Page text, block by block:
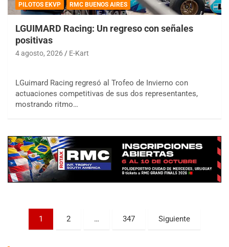
PILOTOS EKVP RMC BUENOS AIRES
LGUIMARD Racing: Un regreso con señales
positivas
4 agosto, 2026 E-Kart
LGuimard Racing regresó al Trofeo de Invierno con
actuaciones competitivas de sus dos representantes,
mostrando ritmo…
Paginación
1 2 … 347 Siguiente
COBERTURA ESPECIAL DE E-KART.COM.AR
08/09-AGO
IAME SERIES ARGENTINA 6
Baradero (Buenos Aires)
KDO - F6
Ciudad de Trenque Lauquen (Asfalto)
Trenque Lauquen (Buenos Aires)
Villaguay (Entre Ríos)